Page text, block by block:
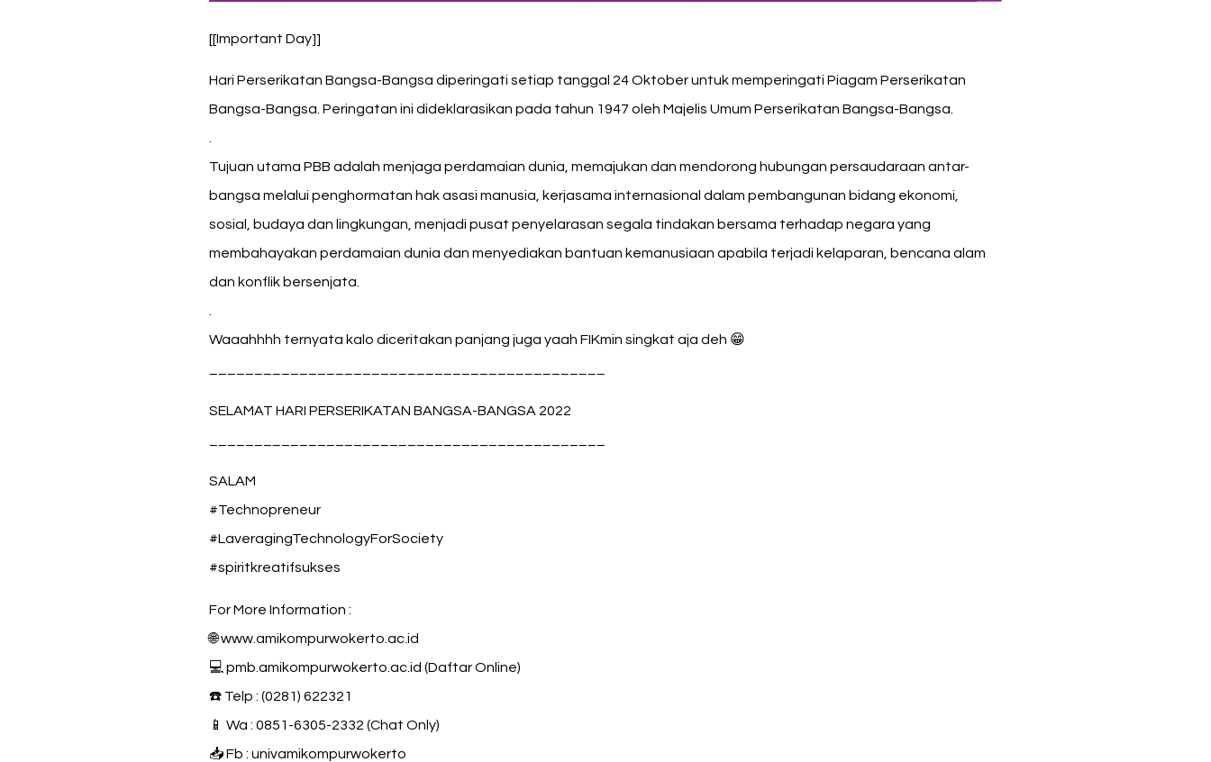
[[Important Day]]
Hari Perserikatan Bangsa-Bangsa diperingati setiap tanggal 24 Oktober untuk memperingati Piagam Perserikatan
Bangsa-Bangsa. Peringatan ini dideklarasikan pada tahun 1947 oleh Majelis Umum Perserikatan Bangsa-Bangsa.
.
Tujuan utama PBB adalah menjaga perdamaian dunia, memajukan dan mendorong hubungan persaudaraan antar-
bangsa melalui penghormatan hak asasi manusia, kerjasama internasional dalam pembangunan bidang ekonomi,
sosial, budaya dan lingkungan, menjadi pusat penyelarasan segala tindakan bersama terhadap negara yang
membahayakan perdamaian dunia dan menyediakan bantuan kemanusiaan apabila terjadi kelaparan, bencana alam
dan konflik bersenjata.
.
Waaahhhh ternyata kalo diceritakan panjang juga yaah FIKmin singkat aja deh 😁
SELAMAT HARI PERSERIKATAN BANGSA-BANGSA 2022
SALAM
#Technopreneur
#LaveragingTechnologyForSociety
#spiritkreatifsukses
For More Information :
🌐 www.amikompurwokerto.ac.id
💻 pmb.amikompurwokerto.ac.id (Daftar Online)
☎️ Telp : (0281) 622321
📱 Wa : 0851-6305-2332 (Chat Only)
📥 Fb : univamikompurwokerto